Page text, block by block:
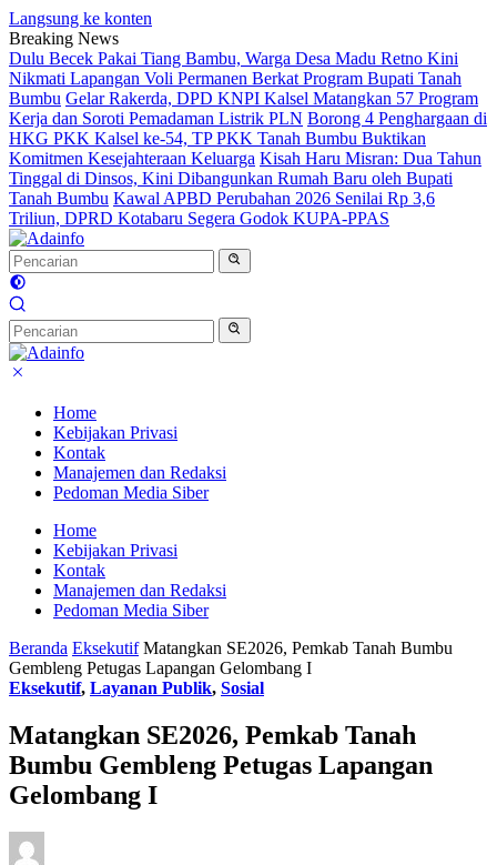
Langsung ke konten
Breaking News
Dulu Becek Pakai Tiang Bambu, Warga Desa Madu Retno Kini
Nikmati Lapangan Voli Permanen Berkat Program Bupati Tanah
Bumbu Gelar Rakerda, DPD KNPI Kalsel Matangkan 57 Program
Kerja dan Soroti Pemadaman Listrik PLN Borong 4 Penghargaan di
HKG PKK Kalsel ke-54, TP PKK Tanah Bumbu Buktikan
Komitmen Kesejahteraan Keluarga Kisah Haru Misran: Dua Tahun
Tinggal di Dinsos, Kini Dibangunkan Rumah Baru oleh Bupati
Tanah Bumbu Kawal APBD Perubahan 2026 Senilai Rp 3,6
Triliun, DPRD Kotabaru Segera Godok KUPA-PPAS
Home
Kebijakan Privasi
Kontak
Manajemen dan Redaksi
Pedoman Media Siber
Home
Kebijakan Privasi
Kontak
Manajemen dan Redaksi
Pedoman Media Siber
Beranda Eksekutif Matangkan SE2026, Pemkab Tanah Bumbu
Gembleng Petugas Lapangan Gelombang I
Eksekutif, Layanan Publik, Sosial
Matangkan SE2026, Pemkab Tanah
Bumbu Gembleng Petugas Lapangan
Gelombang I